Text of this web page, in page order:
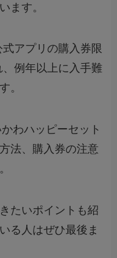
ます。
アプリの購入券限
例年以上に入手難
。
わハッピーセット
法、購入券の注意
たいポイントも紹
る人はぜひ最後ま